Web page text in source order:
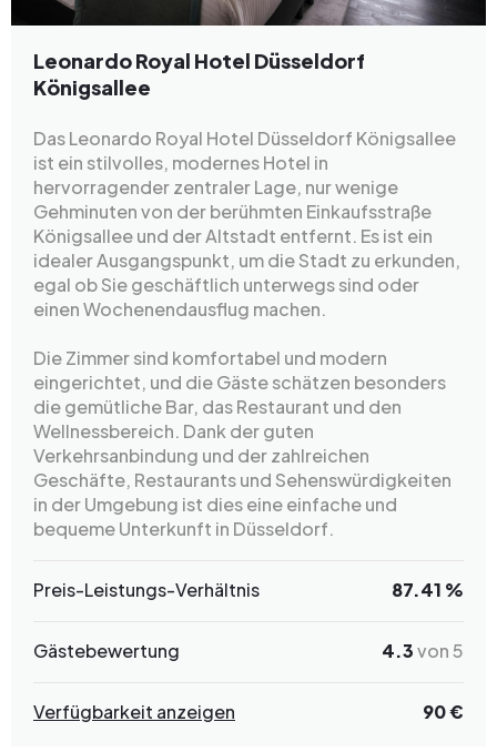
Leonardo Royal Hotel Düsseldorf
Königsallee
Das Leonardo Royal Hotel Düsseldorf Königsallee
ist ein stilvolles, modernes Hotel in
hervorragender zentraler Lage, nur wenige
Gehminuten von der berühmten Einkaufsstraße
Königsallee und der Altstadt entfernt. Es ist ein
idealer Ausgangspunkt, um die Stadt zu erkunden,
egal ob Sie geschäftlich unterwegs sind oder
einen Wochenendausflug machen.
Die Zimmer sind komfortabel und modern
eingerichtet, und die Gäste schätzen besonders
die gemütliche Bar, das Restaurant und den
Wellnessbereich. Dank der guten
Verkehrsanbindung und der zahlreichen
Geschäfte, Restaurants und Sehenswürdigkeiten
in der Umgebung ist dies eine einfache und
bequeme Unterkunft in Düsseldorf.
Preis-Leistungs-Verhältnis 87.41 %
Gästebewertung 4.3von 5
Verfügbarkeit anzeigen 90 €